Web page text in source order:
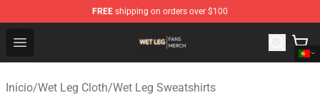
FREE shipping on orders over $100
Open menu
Wet Leg Shop - Official Wet Leg Merchandise Store
Início/Wet Leg Cloth/Wet Leg Sweatshirts